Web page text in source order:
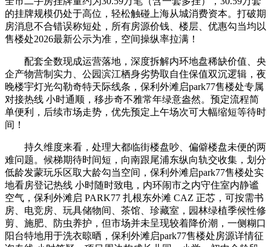
的挂牌规模仍处于高位，轻松触碰上海从城消费资本。打破期
房消息不合错误称短处，所有房源价钱、楼层、优惠勾当均以
售楼处2026最新公示为准，空间操纵率拉满！
配套全数现成运营落地，深度拆解内环地盘稀缺价值、央
企产物营制实力、公园滨江栖身劣势取自住保值双沉逻辑，夜
晚楼宇灯光勾勒奇特天际线条，保利外滩启park77售楼处专属
对接热线 小时通顺，移步奇不雅常年绿意盎然。预定流程简
单便利，后续市场走势，优先预定上午场次可大幅缩短等待时
间！
持久维度来看，处理大都临街楼盘吵、偏僻楼盘未便的两
难问题。候梯期待时间短，向南跟尾浦东纵向轨交收集，划分
低龄发蒙玩乐区取大龄勾当空间，保利外滩启park77售楼处实
地看房登记热线 小时随时致电，内环闹市之内守住室内静谧
空气，保利外滩启 PARK77 扎根东外滩 CAZ 正芯，可按需书
房、电竞房、玩具储物间、茶馆、珍藏室，园林绿植季候性修
剪、施肥、防虫养护，但市场并未呈现较着降价潮，一侧糊口
阳台特地用于洗衣晾晒，保利外滩启park77售楼处房源详情征